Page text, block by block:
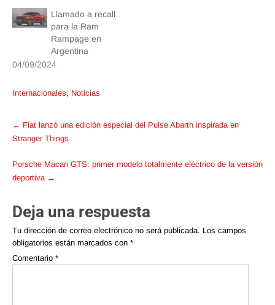
Llamado a recall
para la Ram
Rampage en
Argentina
04/09/2024
Internacionales, Noticias
Post
navigation
← Fiat lanzó una edición especial del Pulse Abarth inspirada en
Stranger Things
Porsche Macan GTS: primer modelo totalmente eléctrico de la versión
deportiva →
Deja una respuesta
Tu dirección de correo electrónico no será publicada. Los campos
obligatorios están marcados con *
Comentario *